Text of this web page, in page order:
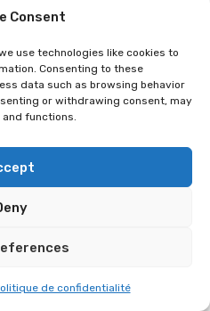
Consent
use technologies like cookies to
Consenting to these
data such as browsing behavior
or withdrawing consent, may
functions.
de confidentialité
oft das Ziel, den
etwas fühlen zu
sei es Unbehagen,
oder Verwunderung.
unter Vorbehalt von